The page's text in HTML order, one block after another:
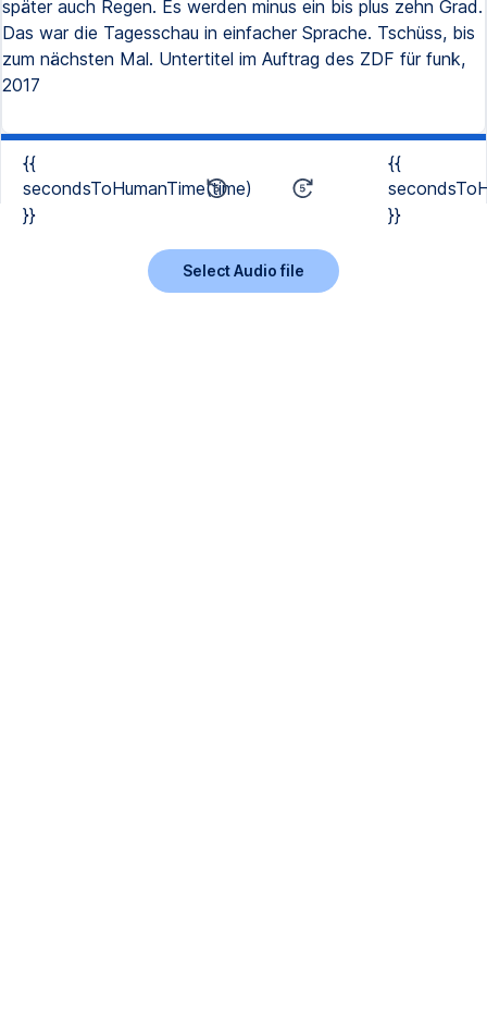
später auch Regen. Es werden minus ein bis plus zehn Grad.
Das war die Tagesschau in einfacher Sprache. Tschüss, bis
zum nächsten Mal. Untertitel im Auftrag des ZDF für funk,
2017
{{
secondsToHumanTime(time)
}}
{{
}}
Select Audio file